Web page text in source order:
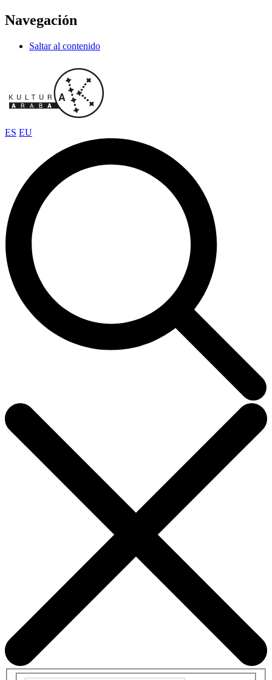
Navegación
Saltar al contenido
ES EU